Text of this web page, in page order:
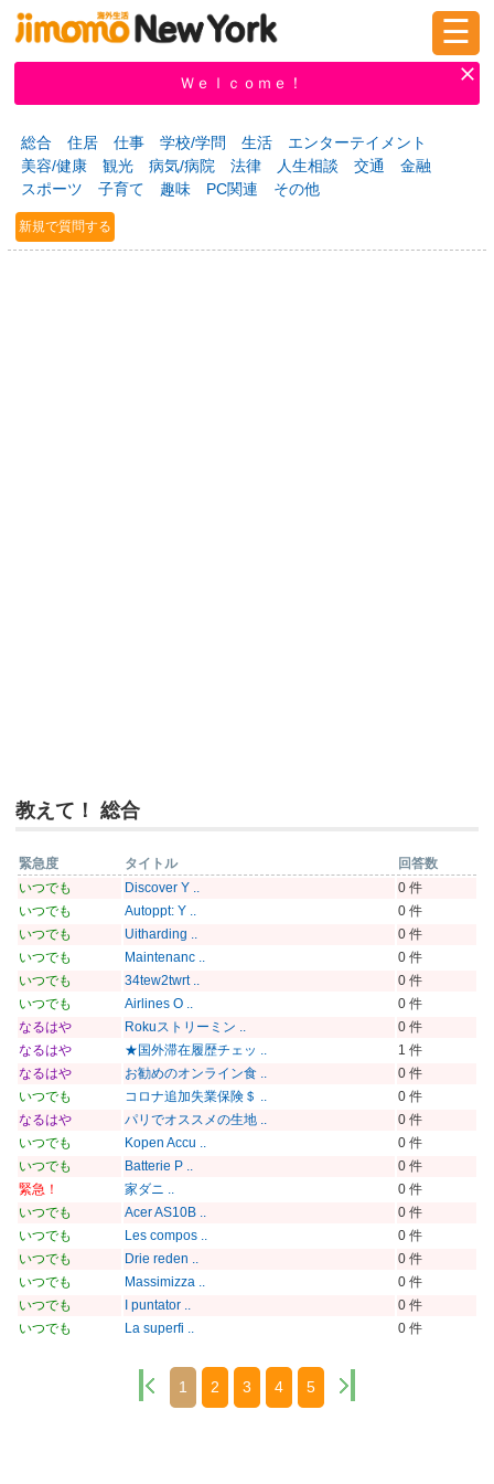
新規登録
掲示板 タウン情報 教えて！
☰
Ｗｅｌｃｏｍｅ！
総合 住居 仕事 学校/学問 生活
エンターテイメント
美容/健康
観光 病気/病院 法律 人生相談 交通
金融
スポーツ
子育て 趣味 PC関連 その他
新規で質問する
教えて！ 総合
緊急度 タイトル
回答数
いつでも
Discover Y ..
0 件
いつでも
Autoppt: Y ..
0 件
いつでも
Uitharding ..
0 件
いつでも
Maintenanc ..
0 件
いつでも
34tew2twrt ..
0 件
いつでも
Airlines O ..
0 件
なるはや
Rokuストリーミン ..
0 件
なるはや
★国外滞在履歴チェッ ..
1 件
なるはや
お勧めのオンライン食 ..
0 件
いつでも
コロナ追加失業保険＄ ..
0 件
なるはや
パリでオススメの生地 ..
0 件
いつでも
Kopen Accu ..
0 件
いつでも
Batterie P ..
0 件
緊急！
家ダニ ..
0 件
いつでも
Acer AS10B ..
0 件
いつでも
Les compos ..
0 件
いつでも
Drie reden ..
0 件
いつでも
Massimizza ..
0 件
いつでも
I puntator ..
0 件
いつでも
La superfi .. 0 件
1 2 3 4 5